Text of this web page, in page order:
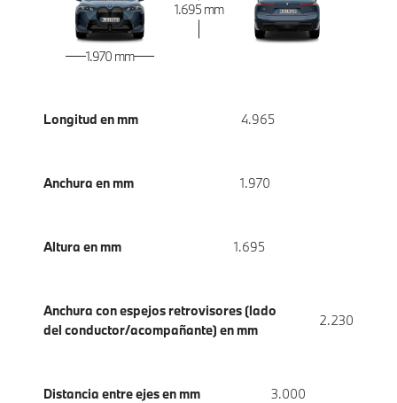
1.970 mm
1.695 mm
Longitud en mm 4.965
Anchura en mm 1.970
Altura en mm 1.695
Anchura con espejos retrovisores (lado
del conductor/acompañante) en mm
2.230
Distancia entre ejes en mm 3.000